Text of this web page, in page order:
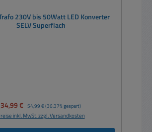
230V bis 50Watt LED Konverter
SELV Superflach
Verkaufspreis:
34,99 € Regulärer Preis:
54,99 € (36.37% gespart)
inkl. MwSt. zzgl. Versandkosten